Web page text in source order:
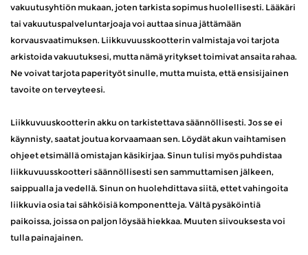
vakuutusyhtiön mukaan, joten tarkista sopimus huolellisesti. Lääkäri
tai vakuutuspalveluntarjoaja voi auttaa sinua jättämään
korvausvaatimuksen. Liikkuvuusskootterin valmistaja voi tarjota
arkistoida vakuutuksesi, mutta nämä yritykset toimivat ansaita rahaa.
Ne voivat tarjota paperityöt sinulle, mutta muista, että ensisijainen
tavoite on terveyteesi.
Liikkuvuuskootterin akku on tarkistettava säännöllisesti. Jos se ei
käynnisty, saatat joutua korvaamaan sen. Löydät akun vaihtamisen
ohjeet etsimällä omistajan käsikirjaa. Sinun tulisi myös puhdistaa
liikkuvuusskootteri säännöllisesti sen sammuttamisen jälkeen,
saippualla ja vedellä. Sinun on huolehdittava siitä, ettet vahingoita
liikkuvia osia tai sähköisiä komponentteja. Vältä pysäköintiä
paikoissa, joissa on paljon löysää hiekkaa. Muuten siivouksesta voi
tulla painajainen.